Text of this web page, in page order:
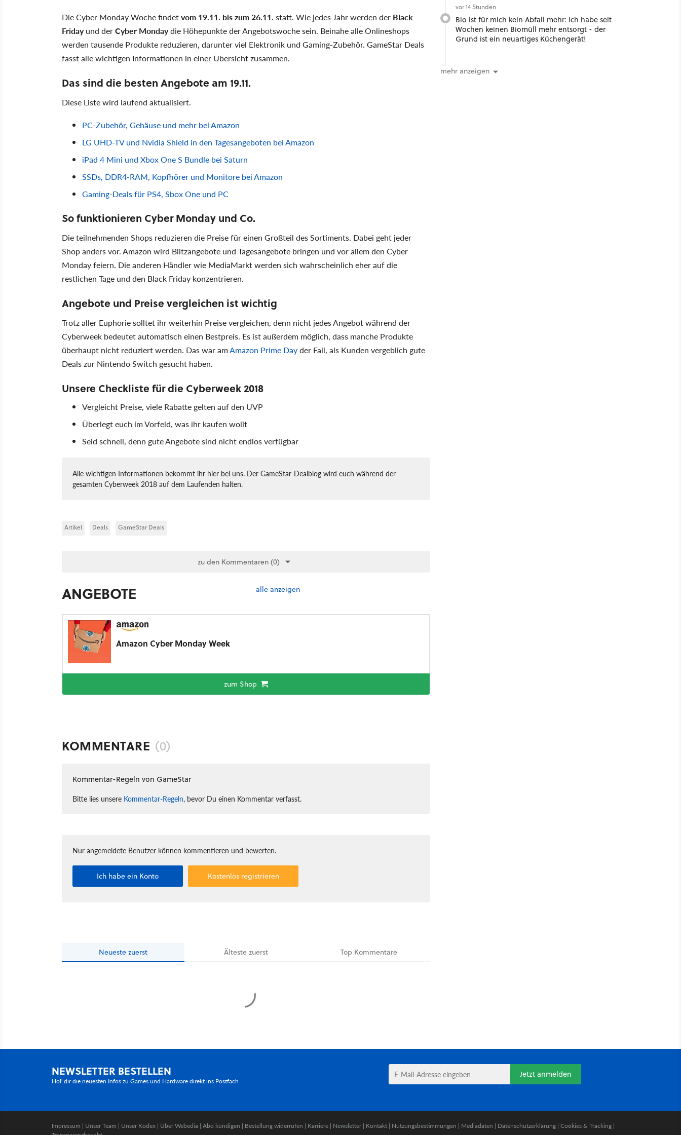
Die Cyber Monday Woche findetvom 19.11. bis zum 26.11. statt. Wie jedes Jahr werden der Black
Fridayund derCyber Mondaydie Höhepunkte der Angebotswoche sein. Beinahe alle Onlineshops
werden tausende Produkte reduzieren, darunter viel Elektronik und Gaming-Zubehör. GameStar Deals
fasst alle wichtigen Informationen in einer Übersicht zusammen.
Das sind die besten Angebote am 19.11.
Diese Liste wird laufend aktualisiert.
PC-Zubehör, Gehäuse und mehr bei Amazon
LG UHD-TV und Nvidia Shield in den Tagesangeboten bei Amazon
iPad 4 Mini und Xbox One S Bundle bei Saturn
SSDs, DDR4-RAM, Kopfhörer und Monitore bei Amazon
Gaming-Deals für PS4, Sbox One und PC
So funktionieren Cyber Monday und Co.
Die teilnehmenden Shops reduzieren die Preise für einen Großteil des Sortiments. Dabei geht jeder
Shop anders vor. Amazon wird Blitzangebote und Tagesangebote bringen und vor allem den Cyber
Monday feiern. Die anderen Händler wie MediaMarkt werden sich wahrscheinlich eher auf die
restlichen Tage und den Black Friday konzentrieren.
Angebote und Preise vergleichen ist wichtig
Trotz aller Euphorie solltet ihr weiterhin Preise vergleichen, denn nicht jedes Angebot während der
Cyberweek bedeutet automatisch einen Bestpreis. Es ist außerdem möglich, dass manche Produkte
überhaupt nicht reduziert werden. Das war amAmazon Prime Dayder Fall, als Kunden vergeblich gute
Deals zur Nintendo Switch gesucht haben.
Unsere Checkliste für die Cyberweek 2018
Vergleicht Preise, viele Rabatte gelten auf den UVP
Überlegt euch im Vorfeld, was ihr kaufen wollt
Seid schnell, denn gute Angebote sind nicht endlos verfügbar
Alle wichtigen Informationen bekommt ihr hier bei uns. Der GameStar-Dealblog wird euch während der
gesamten Cyberweek 2018 auf dem Laufenden halten.
Artikel Deals GameStar Deals
zu den Kommentaren (0)
ANGEBOTE alle anzeigen
Amazon Cyber Monday Week
zum Shop
KOMMENTARE (0)
Kommentar-Regeln von GameStar
Bitte lies unsere Kommentar-Regeln, bevor Du einen Kommentar verfasst.
Nur angemeldete Benutzer können kommentieren und bewerten.
Ich habe ein Konto Kostenlos registrieren
Neueste zuerst Ältestezuerst Top Kommentare
vor 14 Stunden
Bio ist für mich kein Abfall mehr: Ich habe seit
Wochen keinen Biomüll mehr entsorgt - der
Grund ist ein neuartiges Küchengerät!
mehr anzeigen
NEWSLETTER BESTELLEN
Hol' dir die neuesten Infos zu Games und Hardware direkt ins Postfach
Jetzt anmelden
Impressum | Unser Team | Unser Kodex | Über Webedia | Abo kündigen | Bestellung widerrufen | Karriere | Newsletter | Kontakt | Nutzungsbestimmungen | Mediadaten | Datenschutzerklärung | Cookies & Tracking |